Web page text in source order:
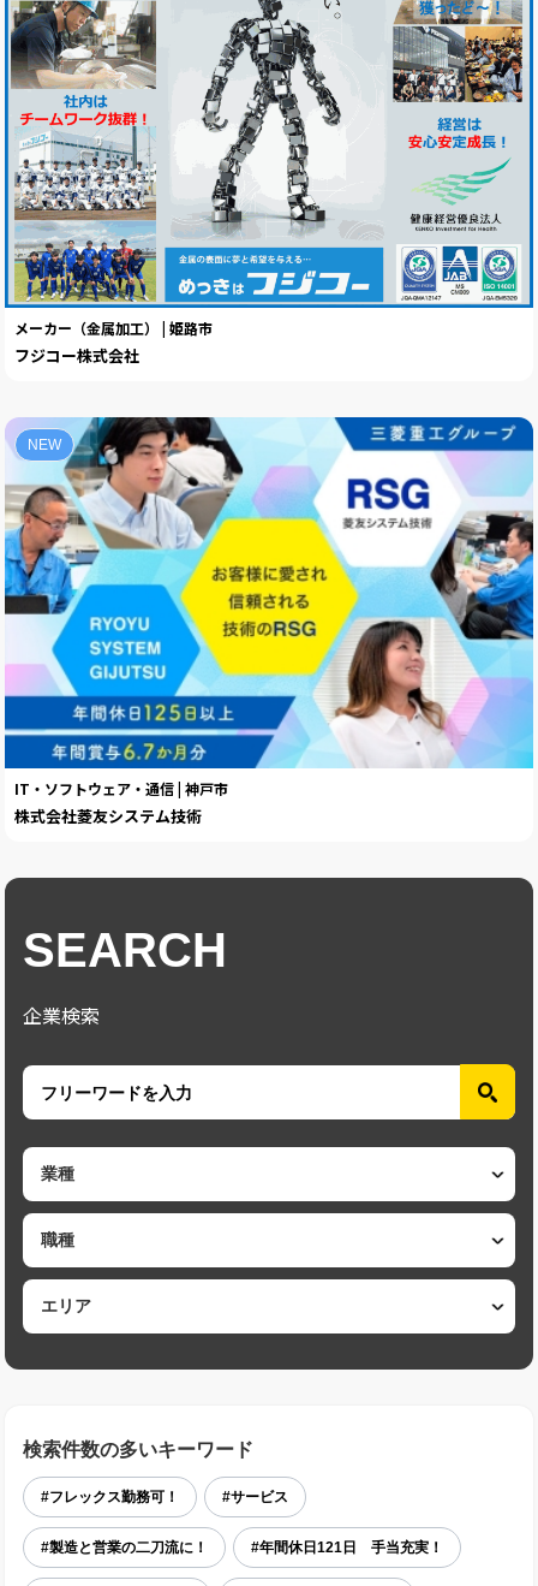
メーカー（金属加工） | 姫路市
フジコー株式会社
NEW
IT・ソフトウェア・通信 | 神戸市
株式会社菱友システム技術
SEARCH
企業検索
検索件数の多いキーワード
#フレックス勤務可！ #サービス
#製造と営業の二刀流に！ #年間休日121日 手当充実！